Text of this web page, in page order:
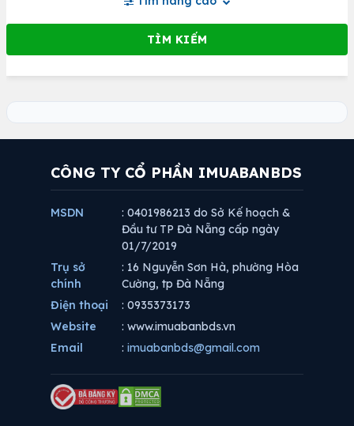
CÔNG TY CỔ PHẦN IMUABANBDS
MSDN
: 0401986213 do Sở Kế hoạch &
Đầu tư TP Đà Nẵng cấp ngày
01/7/2019
Trụ sở
chính
: 16 Nguyễn Sơn Hà, phường Hòa
Cường, tp Đà Nẵng
Điện thoại
: 0935373173
Website
: www.imuabanbds.vn
Email
: imuabanbds@gmail.com